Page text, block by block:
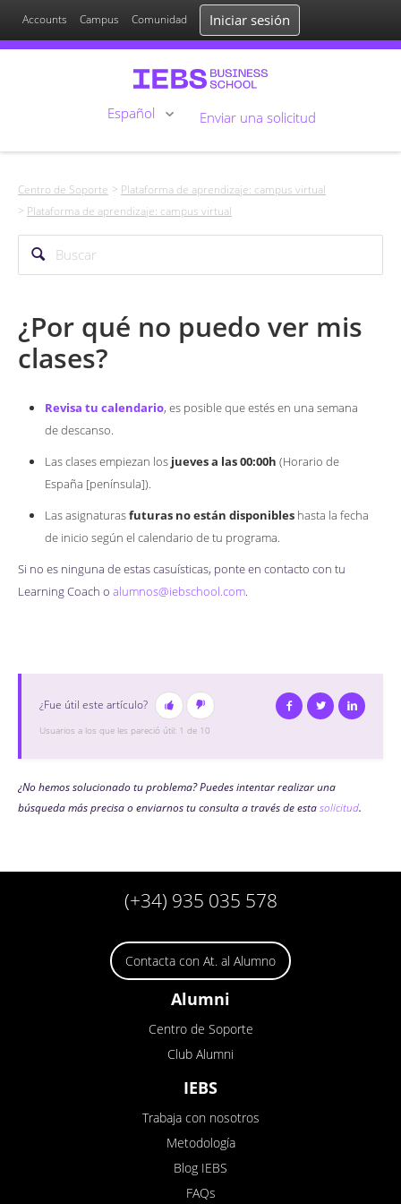
Accounts Campus Comunidad Iniciar sesión
Español Enviar una solicitud
Centro de Soporte
Plataforma de aprendizaje: campus virtual
Plataforma de aprendizaje: campus virtual
¿Por qué no puedo ver mis
clases?
Revisa tu calendario, es posible que estés en una semana
de descanso.
Las clases empiezan los jueves a las 00:00h (Horario de
España [península]).
Las asignaturasfuturas no están disponibles hasta la fecha
de inicio según el calendario de tu programa.
Si no es ninguna de estas casuísticas, ponte en contacto con tu
Learning Coach o alumnos@iebschool.com.
¿Fue útil este artículo?
Usuarios a los que les pareció útil: 1 de 10
FacebookTwitter
¿No hemos solucionado tu problema? Puedes intentar realizar una
búsqueda más precisa o enviarnos tu consulta a través de estasolicitud.
(+34) 935 035 578
Contacta con At. al Alumno
Alumni
Centro de Soporte
Club Alumni
IEBS
Trabaja con nosotros
Metodología
Blog IEBS
FAQs